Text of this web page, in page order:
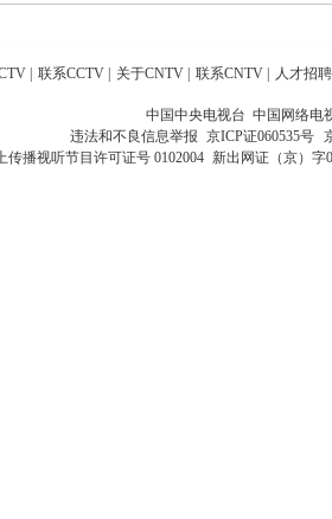
| 联系CCTV | 关于CNTV | 联系CNTV | 人才招聘
中国中央电视台 中国网络电
违法和不良信息举报 京ICP证060535号
传播视听节目许可证号 0102004 新出网证（京）